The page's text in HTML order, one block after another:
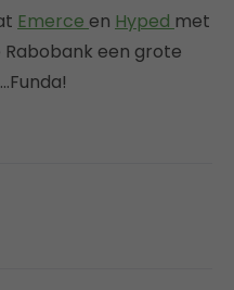
Emerce en Hyped met
een grote